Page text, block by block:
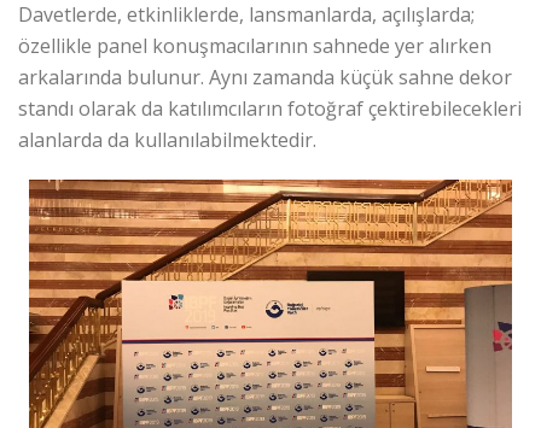
Davetlerde, etkinliklerde, lansmanlarda, açılışlarda;
özellikle panel konuşmacılarının sahnede yer alırken
arkalarında bulunur. Aynı zamanda küçük sahne dekor
standı olarak da katılımcıların fotoğraf çektirebilecekleri
alanlarda da kullanılabilmektedir.